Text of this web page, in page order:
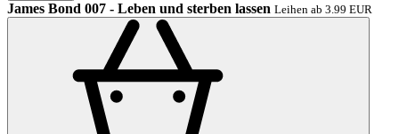
James Bond 007 - Leben und sterben lassen Leihen ab 3.99 EUR